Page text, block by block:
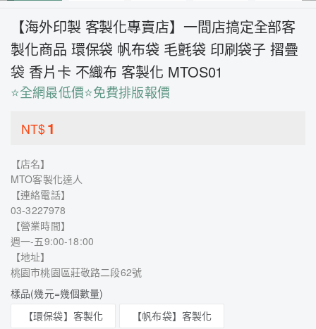
【海外印製 客製化專賣店】一間店搞定全部客
製化商品 環保袋 帆布袋 毛氈袋 印刷袋子 摺疊
袋 香片卡 不織布 客製化 MTOS01
⭐全網最低價⭐免費排版報價
NT$1
【店名】
MTO客製化達人
【連絡電話】
03-3227978
【營業時間】
週一-五9:00-18:00
【地址】
桃園市桃園區莊敬路二段62號
樣品(幾元=幾個數量)
【環保袋】客製化
【帆布袋】客製化